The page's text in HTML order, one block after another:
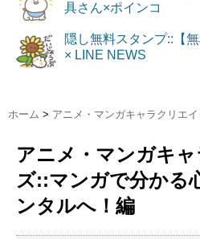
具さん×ポインコ
隠し無料スタンプ::【
× LINE NEWS
ホーム > アニメ・マンガキャラクリエ
アニメ・マンガキ
ズ::マンガで分か
ンタルへ！編